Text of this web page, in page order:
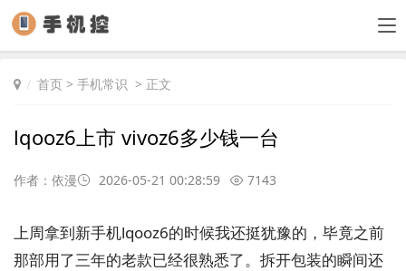
首页 > 手机常识 > 正文
lqooz6上市 vivoz6多少钱一台
作者：依漫 2026-05-21 00:28:59 7143
上周拿到新手机lqooz6的时候我还挺犹豫的，毕竟之前
那部用了三年的老款已经很熟悉了。拆开包装的瞬间还